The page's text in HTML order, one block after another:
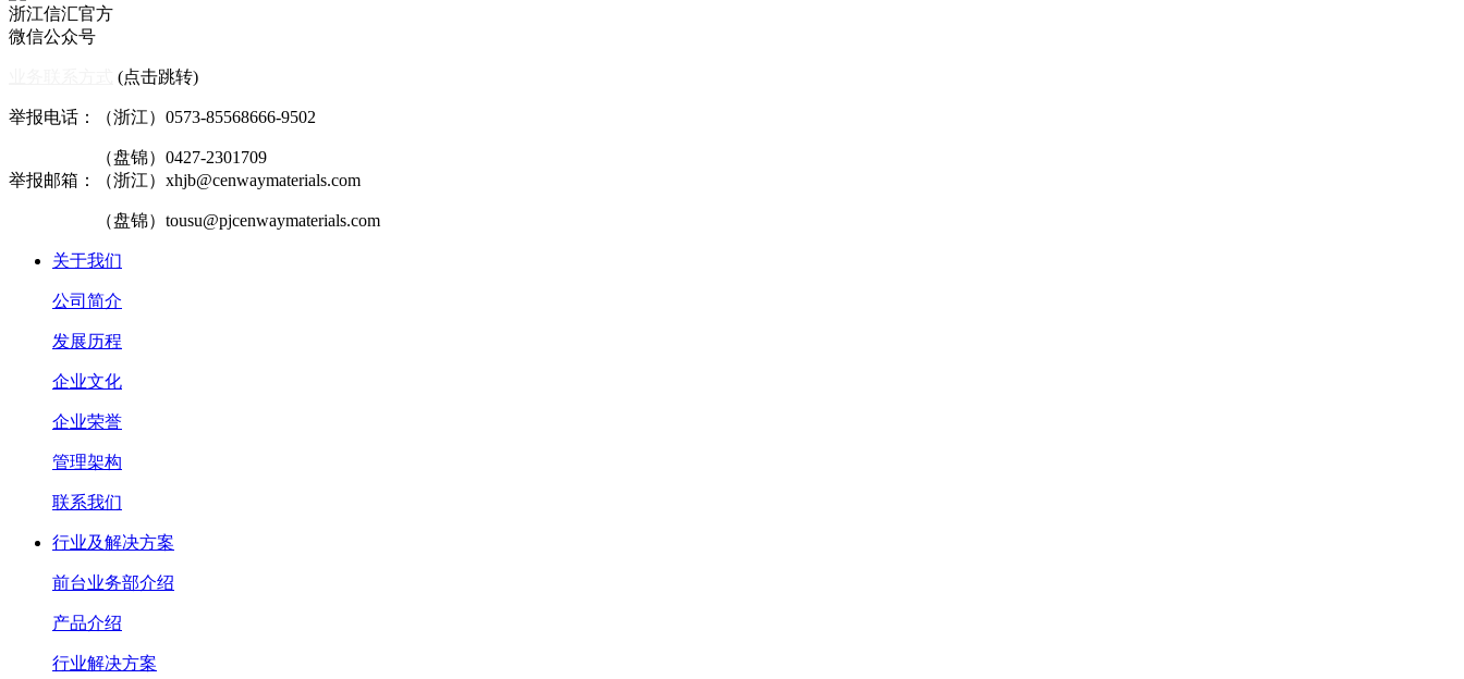
浙江信汇官方
微信公众号
(点击跳转)
举报电话：（浙江）0573-85568666-9502
（盘锦）0427-2301709
举报邮箱：（浙江）xhjb@cenwaymaterials.com
（盘锦）tousu@pjcenwaymaterials.com
关于我们
公司简介
发展历程
企业文化
企业荣誉
管理架构
联系我们
行业及解决方案
前台业务部介绍
产品介绍
行业解决方案